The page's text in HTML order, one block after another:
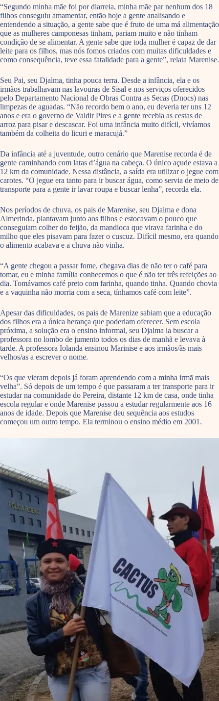
“Segundo minha mãe foi por diarreia, minha mãe par nenhum dos 18
filhos conseguiu amamentar, então hoje a gente analisando e
entendendo a situação, a gente sabe que é fruto de uma má alimentação
que as mulheres camponesas tinham, pariam muito e não tinham
condição de se alimentar. A gente sabe que toda mulher é capaz de dar
leite para os filhos, mas nós fomos criados com muitas dificuldades e
como consequência, teve essa fatalidade para a gente”, relata Marenise.
Seu Pai, seu Djalma, tinha pouca terra. Desde a infância, ela e os
irmãos trabalhavam nas lavouras de Sisal e nos serviços oferecidos
pelo Departamento Nacional de Obras Contra as Secas (Dnocs) nas
limpezas de aguadas. “Não recordo bem o ano, eu deveria ter uns 12
anos e era o governo de Valdir Pires e a gente recebia as cestas de
arroz para pisar e descascar. Foi uma infância muito difícil, vivíamos
também da colheita do licuri e maracujá.”
Da infância até a juventude, outro cenário que Marenise recorda é de
gente caminhando com latas d’água na cabeça. O único açude estava a
12 km da comunidade. Nessa distância, a saída era utilizar o jegue com
carotes. “O jegue era tanto para ir buscar água, como servia de meio de
transporte para a gente ir lavar roupa e buscar lenha”, recorda ela.
Nos períodos de chuva, os pais de Marenise, seu Djalma e dona
Almerinda, plantavam junto aos filhos e estocavam o pouco que
conseguiam colher do feijão, da mandioca que virava farinha e do
milho que eles pisavam para fazer o cuscuz. Difícil mesmo, era quando
o alimento acabava e a chuva não vinha.
“A gente chegou a passar fome, chegava dias de não ter o café para
tomar, eu e minha família conhecemos o que é não ter três refeições ao
dia. Tomávamos café preto com farinha, quando tinha. Quando chovia
e a vaquinha não morria com a seca, tínhamos café com leite”.
Apesar das dificuldades, os pais de Marenize sabiam que a educação
dos filhos era a única herança que poderiam oferecer. Sem escola
próxima, a solução era o ensino informal, seu Djalma ia buscar a
professora no lombo de jumento todos os dias de manhã e levava à
tarde. A professora Iolanda ensinou Marinise e aos irmãos/ãs mais
velhos/as a escrever o nome.
“Os que vieram depois já foram aprendendo com a minha irmã mais
velha”. Só depois de um tempo é que passaram a ter transporte para ir
estudar na comunidade do Pereira, distante 12 km de casa, onde tinha
escola regular e onde Marenise passou a estudar regularmente aos 16
anos de idade. Depois que Marenise deu sequência aos estudos
começou um outro tempo. Ela terminou o ensino médio em 2001.